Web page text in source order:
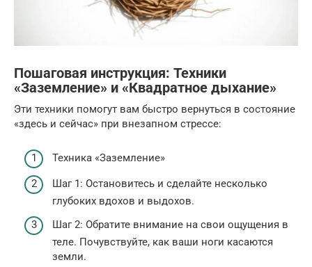
Пошаговая инструкция: Техники
«Заземление» и «Квадратное дыхание»
Эти техники помогут вам быстро вернуться в состояние
«здесь и сейчас» при внезапном стрессе:
Техника «Заземление»
Шаг 1: Остановитесь и сделайте несколько
глубоких вдохов и выдохов.
Шаг 2: Обратите внимание на свои ощущения в
теле. Почувствуйте, как ваши ноги касаются
земли.